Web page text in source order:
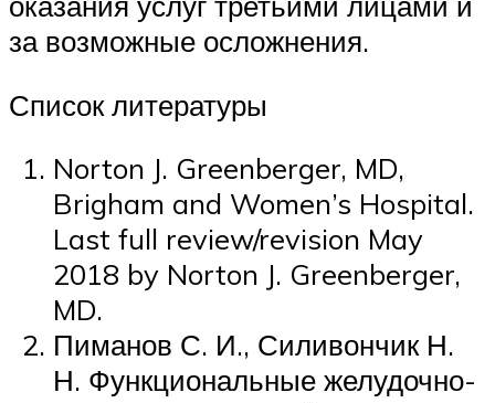
за возможные осложнения.
Список литературы
Norton J. Greenberger, MD,
Brigham and Women’s Hospital.
Last full review/revision May
2018 by Norton J. Greenberger,
MD.
Пиманов С. И., Силивончик Н.
Н. Функциональные желудочно-